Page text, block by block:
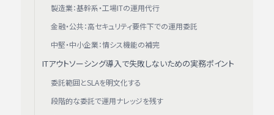
製造業：基幹系・工場ITの運用代行
金融・公共：高セキュリティ要件下での運用委託
中堅・中小企業：情シス機能の補完
ITアウトソーシング導入で失敗しないための実務ポイント
委託範囲とSLAを明文化する
段階的な委託で運用ナレッジを残す